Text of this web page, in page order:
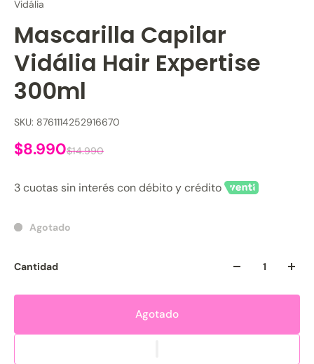
Vidália
Mascarilla Capilar
Vidália Hair Expertise
300ml
SKU: 8761114252916670
$8.990$14.990
3 cuotas sin interés con débito y crédito
Agotado
Cantidad
Agotado